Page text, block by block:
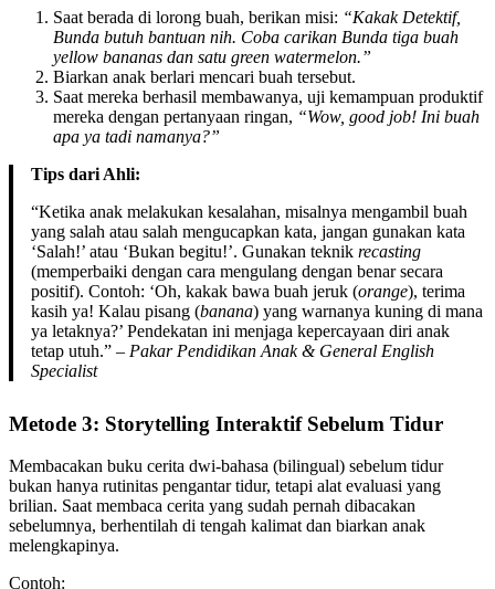
Saat berada di lorong buah, berikan misi: “Kakak Detektif,
Bunda butuh bantuan nih. Coba carikan Bunda tiga buah
yellow bananas dan satu green watermelon.”
Biarkan anak berlari mencari buah tersebut.
Saat mereka berhasil membawanya, uji kemampuan produktif
mereka dengan pertanyaan ringan, “Wow, good job! Ini buah
apa ya tadi namanya?”
Tips dari Ahli:
“Ketika anak melakukan kesalahan, misalnya mengambil buah
yang salah atau salah mengucapkan kata, jangan gunakan kata
‘Salah!’ atau ‘Bukan begitu!’. Gunakan teknik recasting
(memperbaiki dengan cara mengulang dengan benar secara
positif). Contoh: ‘Oh, kakak bawa buah jeruk (orange), terima
kasih ya! Kalau pisang (banana) yang warnanya kuning di mana
ya letaknya?’ Pendekatan ini menjaga kepercayaan diri anak
tetap utuh.” – Pakar Pendidikan Anak & General English
Specialist
Metode 3: Storytelling Interaktif Sebelum Tidur
Membacakan buku cerita dwi-bahasa (bilingual) sebelum tidur
bukan hanya rutinitas pengantar tidur, tetapi alat evaluasi yang
brilian. Saat membaca cerita yang sudah pernah dibacakan
sebelumnya, berhentilah di tengah kalimat dan biarkan anak
melengkapinya.
Contoh: